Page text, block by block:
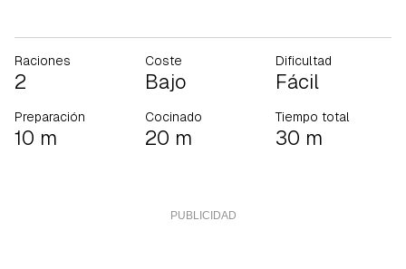
Raciones
2
Coste
Bajo
Dificultad
Fácil
Preparación
10 m
Cocinado
20 m
Tiempo total
30 m